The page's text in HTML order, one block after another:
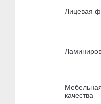
Лицевая
качества